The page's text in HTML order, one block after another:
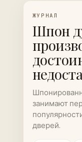
ЖУРНАЛ
Шпон
занимают
дверей.